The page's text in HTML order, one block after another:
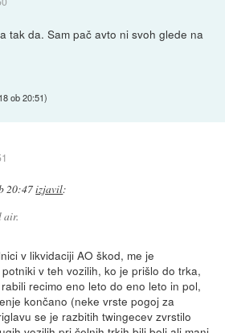
tak da. Sam pač avto ni svoh glede na
ob 20:51)
20:47izjavil:
air.
v likvidaciji AO škod, me je
v teh vozilih, ko je prišlo do trka,
recimo eno leto do eno leto in pol,
končano (neke vrste pogoj za
se je razbitih twingecev zvrstilo